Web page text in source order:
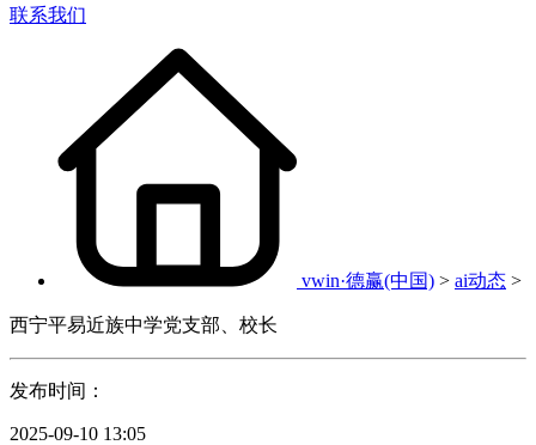
联系我们
vwin·德赢(中国) > ai动态 >
西宁平易近族中学党支部、校长
发布时间：
2025-09-10 13:05